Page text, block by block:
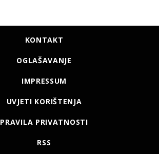
KONTAKT
OGLAŠAVANJE
IMPRESSUM
UVJETI KORIŠTENJA
PRAVILA PRIVATNOSTI
RSS